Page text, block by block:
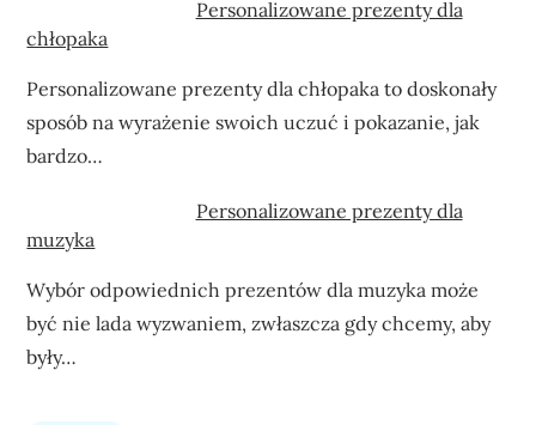
Personalizowane prezenty dla
chłopaka
Personalizowane prezenty dla chłopaka to doskonały
sposób na wyrażenie swoich uczuć i pokazanie, jak
bardzo…
Personalizowane prezenty dla
muzyka
Wybór odpowiednich prezentów dla muzyka może
być nie lada wyzwaniem, zwłaszcza gdy chcemy, aby
były…